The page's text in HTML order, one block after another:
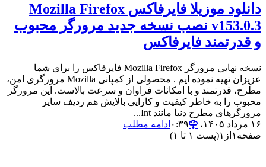
دانلود موزیلا فایرفاکس Mozilla Firefox
v153.0.3 نصب نسخه جدید مرورگر محبوب
و قدرتمند فایرفاکس
نسخه نهایی مرورگر Mozilla Firefox فایرفاکس را برای شما
عزیزان تهیه نموده ایم . محصولی از کمپانی Mozilla مرورگری امن،
مطرح، قدرتمند و با امکانات فراوان و سرعت بالاست. این مرورگر
محبوب را به خاطر کیفیت و کارایی بالایش هم ردیف سایر
مرورگرهای مطرح دنیا مانند Int...
۱۶ مرداد ۱۴۰۵،‏ ۰:۳۹
ادامه مطلب
صفحه ۱ از ۱(پست ۱ تا ۱)